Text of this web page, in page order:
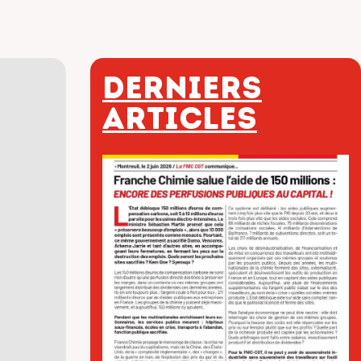
Derniers
articles